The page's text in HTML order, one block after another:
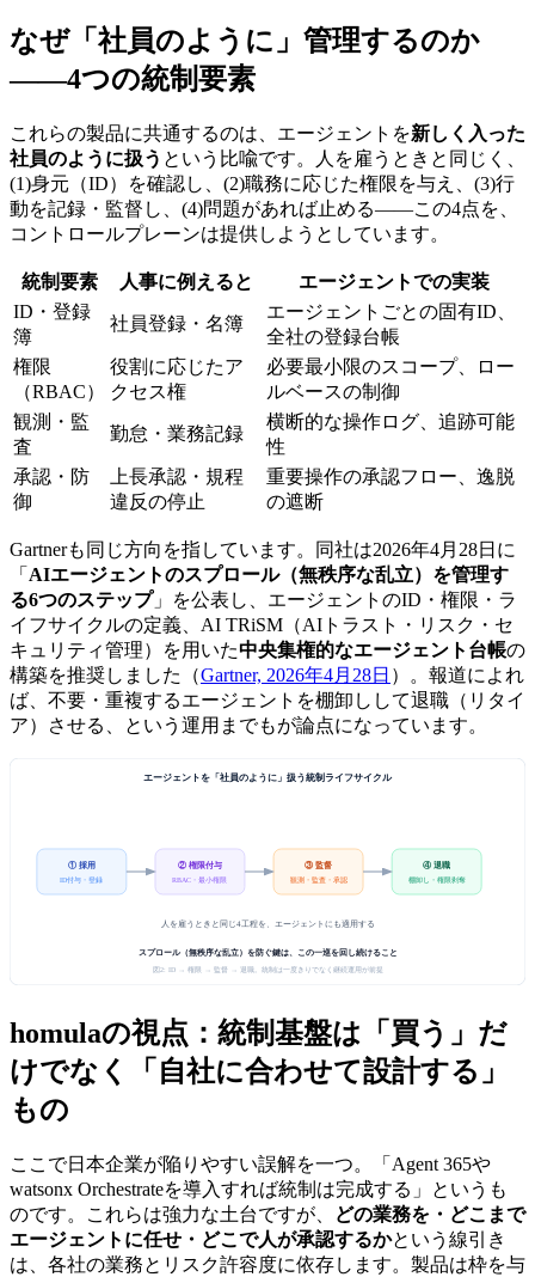
なぜ「社員のように」管理するのか
——4つの統制要素
これらの製品に共通するのは、エージェントを新しく入った
社員のように扱う という比喩です。人を雇うときと同じく、
(1)身元（ID）を確認し、(2)職務に応じた権限を与え、(3)行
動を記録・監督し、(4)問題があれば止める——この4点を、
コントロールプレーンは提供しようとしています。
統制要素 人事に例えると
エージェントでの実装
ID・登録
簿
社員登録・名簿
エージェントごとの固有ID、
全社の登録台帳
権限
（RBAC）
役割に応じたア
クセス権
必要最小限のスコープ、ロー
ルベースの制御
観測・監
査
勤怠・業務記録
横断的な操作ログ、追跡可能
性
承認・防
御
上長承認・規程
違反の停止
重要操作の承認フロー、逸脱
の遮断
Gartnerも同じ方向を指しています。同社は2026年4月28日に
「 AIエージェントのスプロール（無秩序な乱立）を管理す
る6つのステップ」を公表し、エージェントのID・権限・ラ
イフサイクルの定義、AI TRiSM（AIトラスト・リスク・セ
キュリティ管理）を用いた中央集権的なエージェント台帳の
構築を推奨しました（Gartner, 2026年4月28日 ）。報道によれ
ば、不要・重複するエージェントを棚卸しして退職（リタイ
ア）させる、という運用までもが論点になっています。
エージェントを「社員のように」扱う統制ライフサイクル
① 採用
ID付与・登録
② 権限付与
RBAC・最小権限
③ 監督
観測・監査・承認
④ 退職
棚卸し・権限剥奪
人を雇うときと同じ4工程を、エージェントにも適用する
スプロール（無秩序な乱立）を防ぐ鍵は、この一巡を回し続けること
図2: ID → 権限 → 監督 → 退職。統制は一度きりでなく継続運用が前提
homulaの視点：統制基盤は「買う」だ
けでなく「自社に合わせて設計する」
もの
ここで日本企業が陥りやすい誤解を一つ。「Agent 365や
watsonx Orchestrateを導入すれば統制は完成する」というも
のです。これらは強力な土台ですが、
どの業務を・どこまで
エージェントに任せ・どこで人が承認するかという線引き
は、各社の業務とリスク許容度に依存します。製品は枠を与